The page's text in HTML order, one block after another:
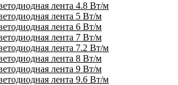
лента 4.8 Вт/м
лента 5 Вт/м
лента 6 Вт/м
лента 7 Вт/м
лента 7.2 Вт/м
лента 8 Вт/м
лента 9 Вт/м
лента 9.6 Вт/м